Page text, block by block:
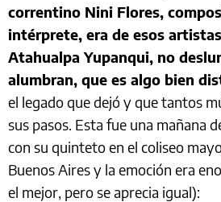
correntino Nini Flores,
intérprete, era de esos
Atahualpa Yupanqui, no
alumbran, que es algo bien
el legado que dejó y que tantos
sus pasos. Esta fue una mañana
con su quinteto en el coliseo
Buenos Aires y la emoción era
el mejor, pero se aprecia igual):